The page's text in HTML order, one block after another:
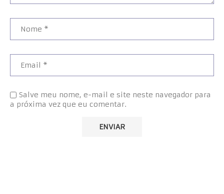
Salve meu nome, e-mail e site neste navegador para
a próxima vez que eu comentar.